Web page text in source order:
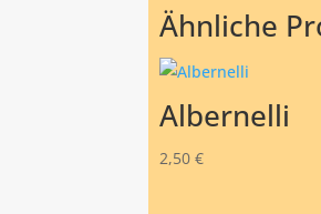
Ähnliche
Albernelli
2,50€